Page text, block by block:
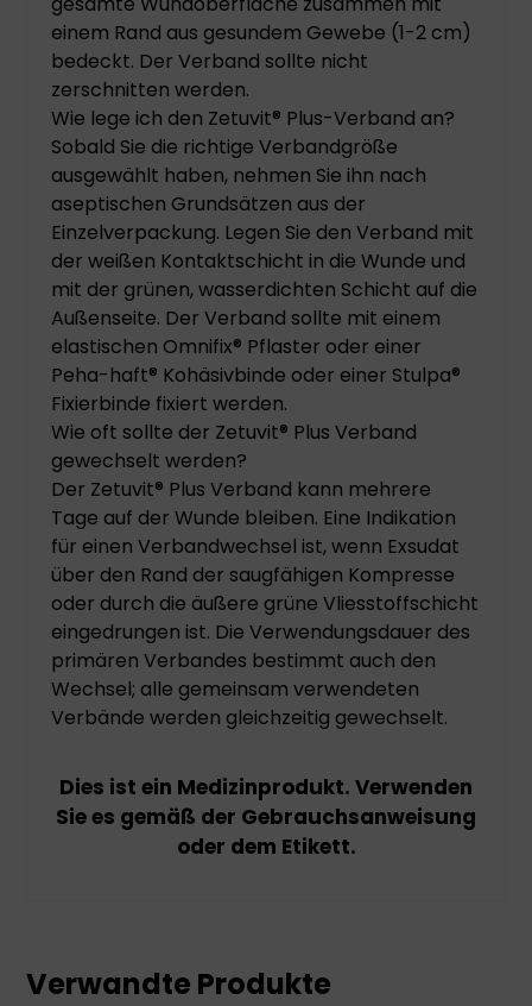
einem Rand aus gesundem Gewebe (1-2 cm)
bedeckt. Der Verband sollte nicht
zerschnitten werden.
Wie lege ich den Zetuvit® Plus-Verband an?
Sobald Sie die richtige Verbandgröße
ausgewählt haben, nehmen Sie ihn nach
aseptischen Grundsätzen aus der
Einzelverpackung. Legen Sie den Verband mit
der weißen Kontaktschicht in die Wunde und
mit der grünen, wasserdichten Schicht auf die
Außenseite. Der Verband sollte mit einem
elastischen Omnifix® Pflaster oder einer
Peha-haft® Kohäsivbinde oder einer Stulpa®
Fixierbinde fixiert werden.
Wie oft sollte der Zetuvit® Plus Verband
gewechselt werden?
Der Zetuvit® Plus Verband kann mehrere
Tage auf der Wunde bleiben. Eine Indikation
für einen Verbandwechsel ist, wenn Exsudat
über den Rand der saugfähigen Kompresse
oder durch die äußere grüne Vliesstoffschicht
eingedrungen ist. Die Verwendungsdauer des
primären Verbandes bestimmt auch den
Wechsel; alle gemeinsam verwendeten
Verbände werden gleichzeitig gewechselt.
Dies ist ein Medizinprodukt. Verwenden
Sie es gemäß der Gebrauchsanweisung
oder dem Etikett.
Verwandte Produkte